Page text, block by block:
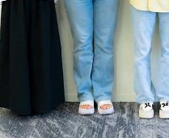
#エンタメ業
#サステナブルな取り